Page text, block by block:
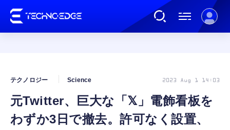
AI
元Twitter、巨大な「𝕏」電飾看板を
わずか3日で撤去。許可なく設置、
テクノロジー Science 2023 Aug 1 14:03